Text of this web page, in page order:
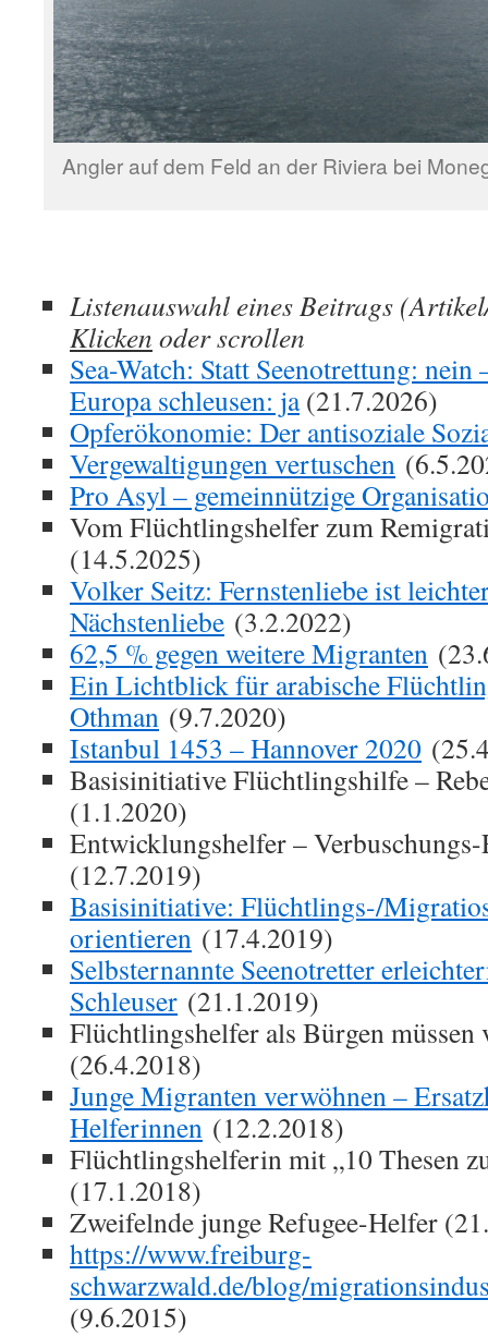
Angler auf dem Feld an der Riviera bei
Listenauswahl eines Beitrags
Klicken oder scrollen
Sea-Watch: Statt Seenotrettung: nein
Europa schleusen: ja(21.7.2026)
Opferökonomie: Der antisoziale
Vergewaltigungen vertuschen
Pro Asyl – gemeinnützige
Vom Flüchtlingshelfer zum
(14.5.2025)
Volker Seitz: Fernstenliebe ist
Nächstenliebe (3.2.2022)
62,5 % gegen weitere Migranten
Ein Lichtblick für arabische
Othman (9.7.2020)
Istanbul 1453 – Hannover 2020
Basisinitiative Flüchtlingshilfe –
(1.1.2020)
Entwicklungshelfer –
(12.7.2019)
Basisinitiative: Flüchtlings-/
orientieren (17.4.2019)
Selbsternannte Seenotretter
Schleuser (21.1.2019)
Flüchtlingshelfer als Bürgen müssen
(26.4.2018)
Junge Migranten verwöhnen –
Helferinnen (12.2.2018)
Flüchtlingshelferin mit „10 Thesen
(17.1.2018)
Zweifelnde junge Refugee-Helfer
https://www.freiburg-
schwarzwald.de/blog/
(9.6.2015)